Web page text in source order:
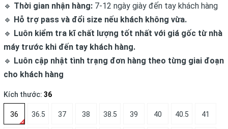
🔹 Thời gian nhận hàng: 7-12 ngày giày đến tay khách hàng
🔹 Hỗ trợ pass và đổi size nếu khách không vừa.
🔹 Luôn kiểm tra kĩ chất lượng tốt nhất với giá gốc từ nhà
máy trước khi đến tay khách hàng.
🔹 Luôn cập nhật tình trạng đơn hàng theo từng giai đoạn
cho khách hàng
Kích thước: 36
36 36.5 37 38 38.5 39 40 40.5 41